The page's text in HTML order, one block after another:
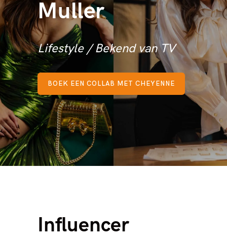
Muller
Lifestyle / Bekend van TV
BOEK EEN COLLAB MET CHEYENNE
Influencer